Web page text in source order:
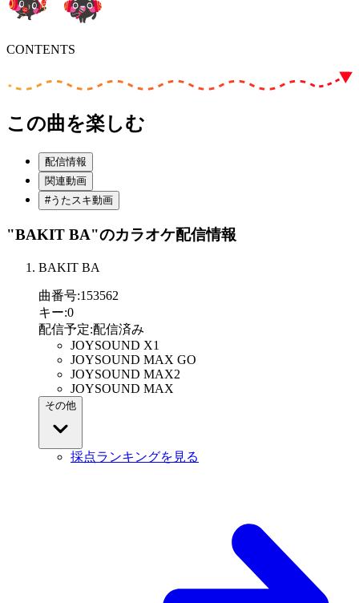
CONTENTS
この曲を楽しむ
配信情報
関連動画
#うたスキ動画
"BAKIT BA"のカラオケ配信情報
BAKIT BA
曲番号:153562
キー:0
配信予定:配信済み
JOYSOUND X1
JOYSOUND MAX GO
JOYSOUND MAX2
JOYSOUND MAX
その他
採点ランキングを見る